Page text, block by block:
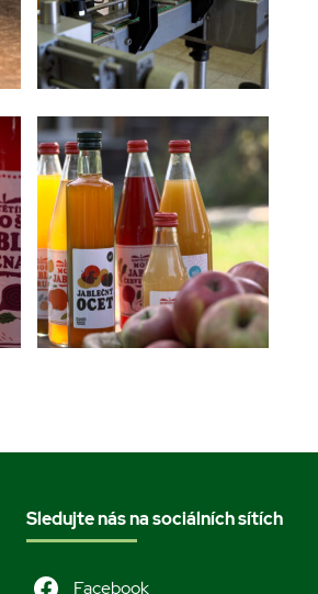
Sledujte nás na sociálních sítích
Facebook